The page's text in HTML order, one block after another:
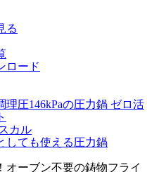
る
ロード
理圧146kPaの圧力鍋 ゼロ活
カル
しても使える圧力鍋
オーブン不要の鋳物フライ